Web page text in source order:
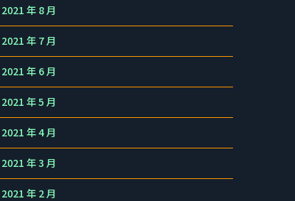
2021 年 8 月
2021 年 7 月
2021 年 6 月
2021 年 5 月
2021 年 4 月
2021 年 3 月
2021 年 2 月